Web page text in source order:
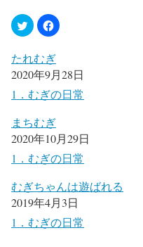
たれむぎ
2020年9月28日
1．むぎの日常
まちむぎ
2020年10月29日
1．むぎの日常
むぎちゃんは遊ばれる
2019年4月3日
1．むぎの日常